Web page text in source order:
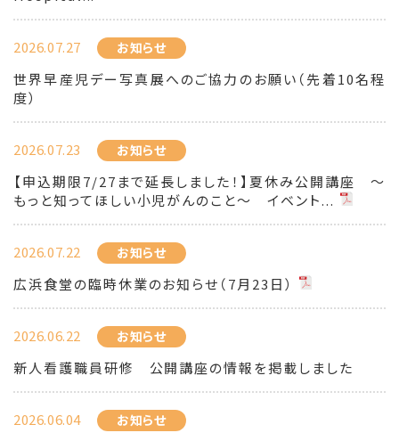
2026.07.27 お知らせ
世界早産児デー写真展へのご協力のお願い（先着10名程
度）
2026.07.23 お知らせ
【申込期限7/27まで延長しました！】夏休み公開講座 ～
もっと知ってほしい小児がんのこと～ イベント...
2026.07.22 お知らせ
広浜食堂の臨時休業のお知らせ（7月23日）
2026.06.22 お知らせ
新人看護職員研修 公開講座の情報を掲載しました
2026.06.04 お知らせ